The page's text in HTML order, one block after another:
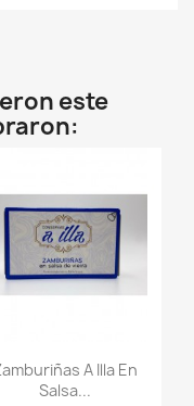
este
Vista rápida
A Illa En
Salsa...